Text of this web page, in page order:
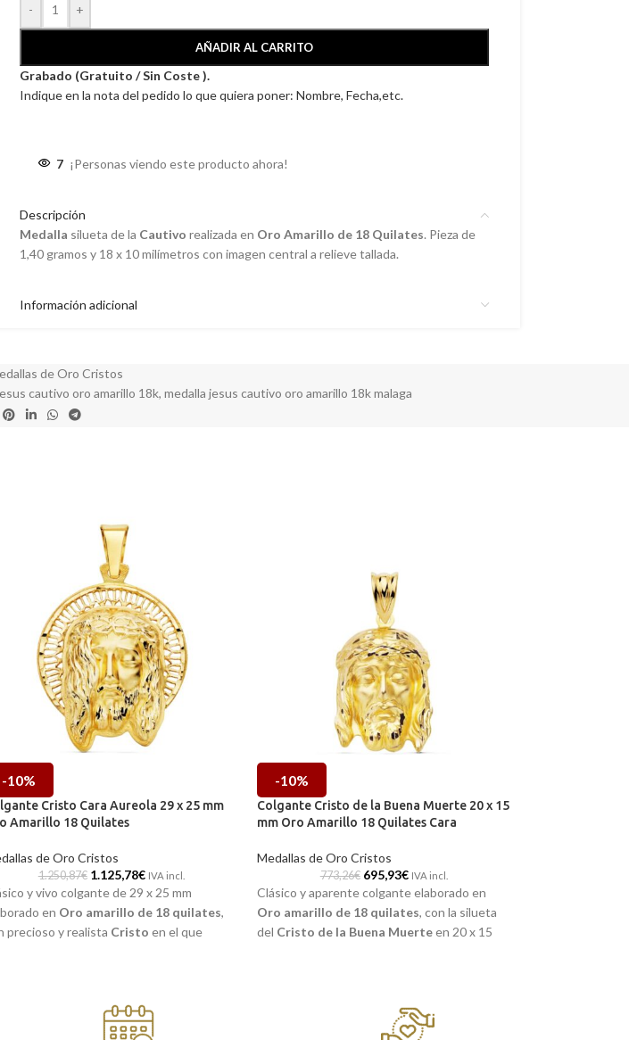
-
+
AÑADIR AL CARRITO
Grabado (Gratuito / Sin Coste ).
Indique en la nota del pedido lo que quiera poner: Nombre, Fecha,etc.
7 ¡Personas viendo este producto ahora!
Descripción
Medalla silueta dela Cautivo realizada en Oro Amarillo de 18 Quilates. Pieza de
1,40 gramos y 18 x 10 milímetros con imagen central a relieve tallada.
Información adicional
de Oro Cristos
cautivo oro amarillo 18k, medalla jesus cautivo oro amarillo 18k malaga
-10%
Cristo Cara Aureola 29 x 25 mm
Amarillo 18 Quilates
de Oro Cristos
1.250,87€ 1.125,78€ IVA incl.
y vivo colgante de 29 x 25 mm
en Oro amarillo de 18 quilates,
precioso y realista Cristo en el que
buscando la encontrarás en Torres
-10%
Colgante Cristo de la Buena Muerte 20 x 15
mm Oro Amarillo 18 Quilates Cara
Medallas de Oro Cristos
773,26€ 695,93€ IVA incl.
Clásico y aparente colgante elaborado en
Oro amarillo de 18 quilates, con la silueta
del Cristo de la Buena Muerteen 20 x 15
en nuestras tiendas de